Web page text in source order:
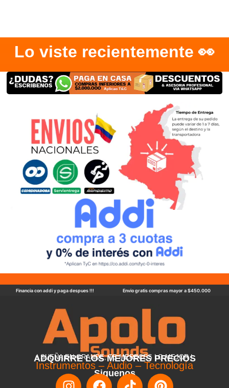
Lo viste recientemente 👀
Financia con addi y paga despues !!! Envio gratis compras mayor a $450.000
ADQUIRRE LOS MEJORES PRECIOS
! SUEÑA EN GRANDE, TE MERECES LO MEJOR !
Instrumentos – Audio – Tecnología
Siguenos